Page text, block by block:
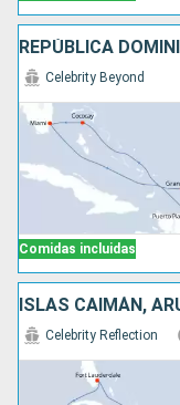
Comidas incluidas
Celebrity Beyond
Celebrity Reflection